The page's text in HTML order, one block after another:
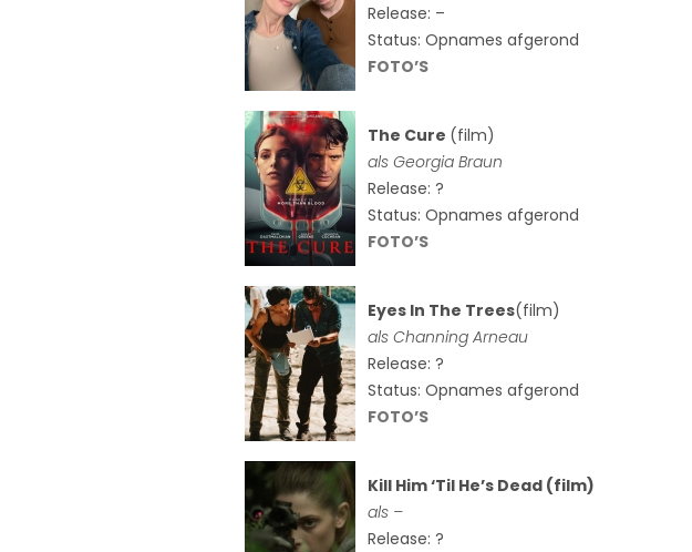
Release: –
Status: Opnames afgerond
FOTO’S
The Cure (film)
alsGeorgia Braun
Release: ?
Status: Opnames afgerond
FOTO’S
Eyes In The Trees(film)
als Channing Arneau
Release: ?
Status: Opnames afgerond
FOTO’S
Kill Him ‘Til He’s Dead (film)
als –
Release: ?